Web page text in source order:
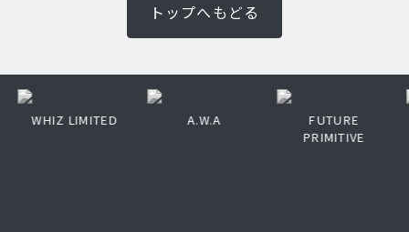
トップへもどる
WHIZ LIMITED A.W.A
FUTURE
PRIMITIVE